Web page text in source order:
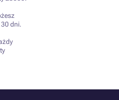
dni.